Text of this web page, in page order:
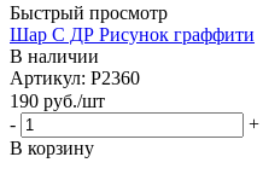
Быстрый просмотр
Шар С ДР Рисунок граффити
В наличии
Артикул: Р2360
190 руб./шт
-
+
В корзину